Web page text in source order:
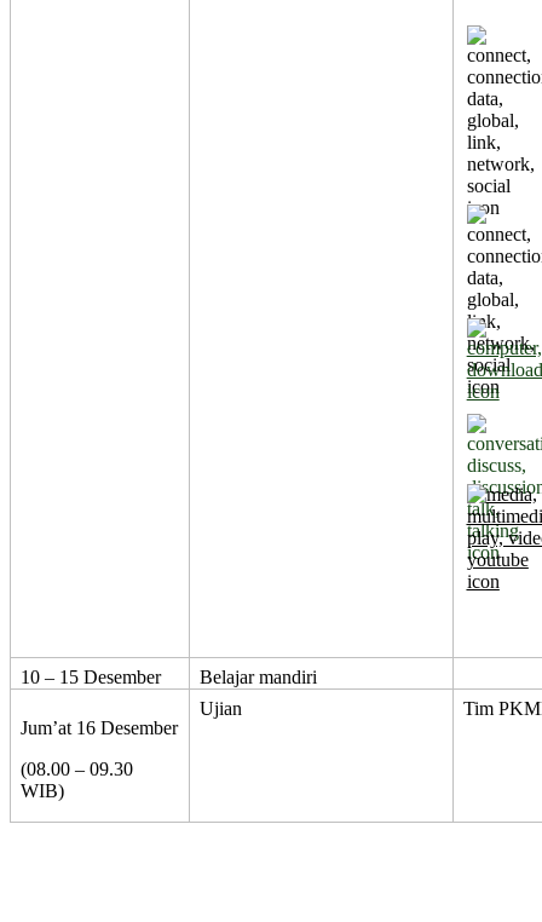
10 – 15 Desember Belajar mandiri
Jum’at 16 Desember
(08.00 – 09.30
WIB)
Ujian Tim